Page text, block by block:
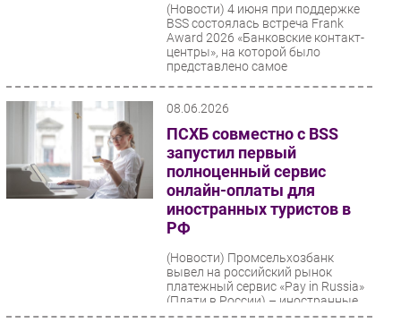
(Новости) 4 июня при поддержке
BSS состоялась встреча Frank
Award 2026 «Банковские контакт-
центры», на которой было
представлено самое
08.06.2026
ПСХБ совместно с BSS
запустил первый
полноценный сервис
онлайн-оплаты для
иностранных туристов в
РФ
(Новости) Промсельхозбанк
вывел на российский рынок
платежный сервис «Pay in Russia»
(Плати в России) – иностранные
туристы смогут открыть карту...